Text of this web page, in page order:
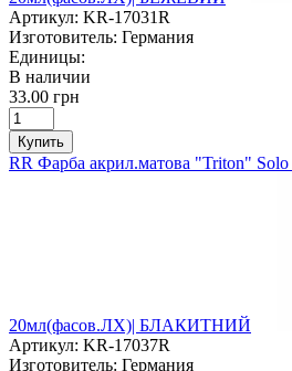
Артикул: KR-17031R
Изготовитель: Германия
Единицы:
В наличии
33.00 грн
Купить
RR Фарба акрил.матова "Triton"
20мл(фасов.ЛХ)| БЛАКИТНИЙ
Артикул: KR-17037R
Изготовитель: Германия